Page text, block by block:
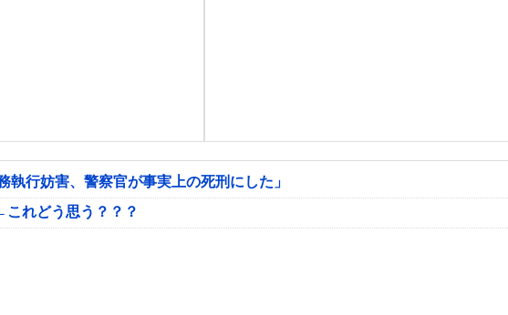
行妨害、警察官が事実上の死刑にした」
れどう思う？？？